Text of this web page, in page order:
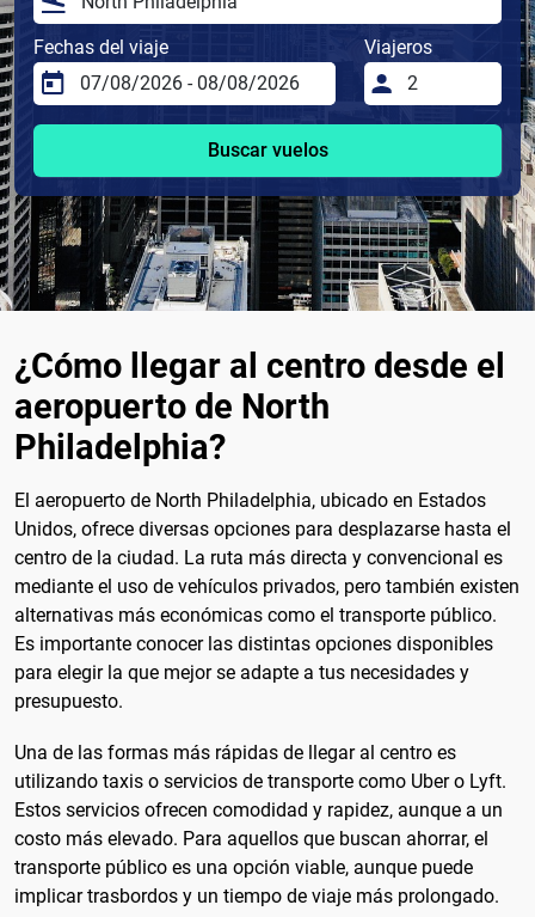
Fechas del viaje Viajeros
Buscar vuelos
¿Cómo llegar al centro desde el
aeropuerto de North
Philadelphia?
El aeropuerto de North Philadelphia, ubicado en Estados
Unidos, ofrece diversas opciones para desplazarse hasta el
centro de la ciudad. La ruta más directa y convencional es
mediante el uso de vehículos privados, pero también existen
alternativas más económicas como el transporte público.
Es importante conocer las distintas opciones disponibles
para elegir la que mejor se adapte a tus necesidades y
presupuesto.
Una de las formas más rápidas de llegar al centro es
utilizando taxis o servicios de transporte como Uber o Lyft.
Estos servicios ofrecen comodidad y rapidez, aunque a un
costo más elevado. Para aquellos que buscan ahorrar, el
transporte público es una opción viable, aunque puede
implicar trasbordos y un tiempo de viaje más prolongado.